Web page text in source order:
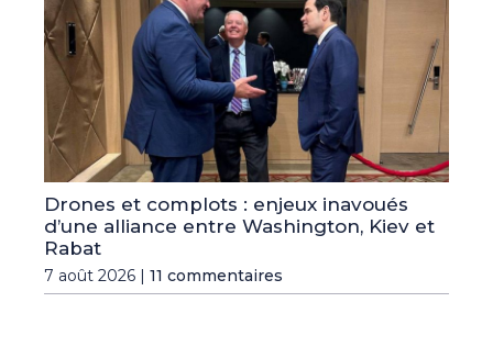
Drones et complots : enjeux inavoués
d’une alliance entre Washington, Kiev et
Rabat
7 août 2026 | 11 commentaires